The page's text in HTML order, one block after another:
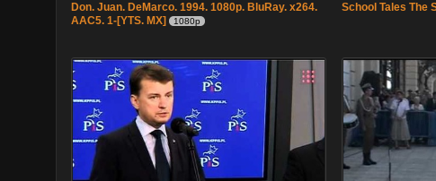
Don. Juan. DeMarco. 1994. 1080p. BluRay. x264.
AAC5. 1-[YTS. MX]
1080p
School Tales The